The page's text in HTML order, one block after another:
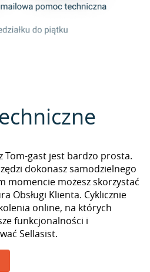
Tom-gast jest bardzo prosta.
dokonasz samodzielnego
momencie możesz skorzystać
Obsługi Klienta. Cyklicznie
online, na których
funkcjonalności i
Sellasist.